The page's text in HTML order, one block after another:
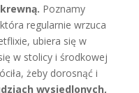
Poznamy
regularnie wrzuca
ubiera się w
w stolicy i środkowej
żeby dorosnąć i
wysiedlonych,